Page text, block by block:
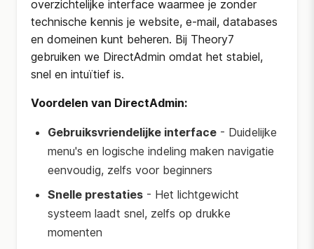
overzichtelijke interface waarmee je zonder
technische kennis je website, e-mail, databases
en domeinen kunt beheren. Bij Theory7
gebruiken we DirectAdmin omdat het stabiel,
snel en intuïtief is.
Voordelen van DirectAdmin:
Gebruiksvriendelijke interface - Duidelijke
menu's en logische indeling maken navigatie
eenvoudig, zelfs voor beginners
Snelle prestaties - Het lichtgewicht
systeem laadt snel, zelfs op drukke
momenten